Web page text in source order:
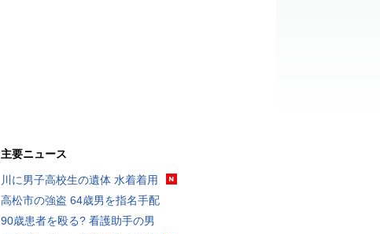
主要ニュース
川に男子高校生の遺体 水着着用
高松市の強盗 64歳男を指名手配
90歳患者を殴る? 看護助手の男